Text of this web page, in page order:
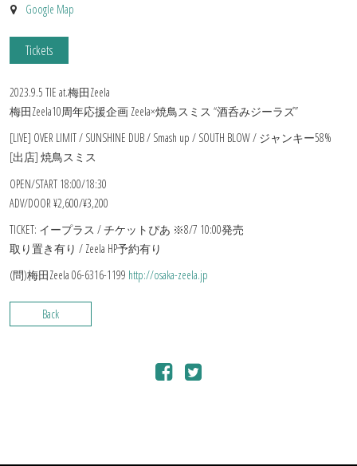
Google Map
Tickets
2023.9.5 TIE at.梅田Zeela
梅田Zeela10周年応援企画 Zeela×焼鳥スミス “酒呑みジーラズ”
[LIVE] OVER LIMIT / SUNSHINE DUB / Smash up / SOUTH BLOW / ジャンキー58%
[出店] 焼鳥スミス
OPEN/START 18:00/18:30
ADV/DOOR ¥2,600/¥3,200
TICKET: イープラス / チケットぴあ ※8/7 10:00発売
取り置き有り / Zeela HP予約有り
(問)梅田Zeela 06-6316-1199 http://osaka-zeela.jp
Back